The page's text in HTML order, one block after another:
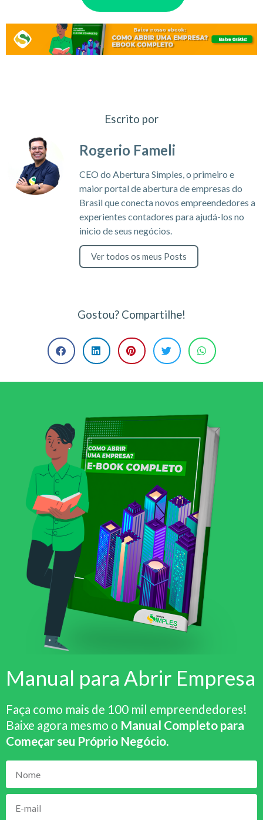
Escrito por
Rogerio Fameli
CEO do Abertura Simples, o primeiro e
maior portal de abertura de empresas do
Brasil que conecta novos empreendedores a
experientes contadores para ajudá-los no
inicio de seus negócios.
Ver todos os meus Posts
Gostou? Compartilhe!
Manual para Abrir Empresa
Faça como mais de 100 mil empreendedores!
Baixe agora mesmo o Manual Completo para
Começar seu Próprio Negócio.